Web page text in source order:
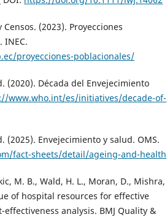
(2023). Proyecciones
INEC.
proyecciones-poblacionales/
Década del Envejecimiento
www.who.int/es/initiatives/decade-of-
Envejecimiento y salud. OMS.
fact-sheets/detail/ageing-and-health
M. B., Wald, H. L., Moran, D., Mishra,
of hospital resources for effective
analysis. BMJ Quality &